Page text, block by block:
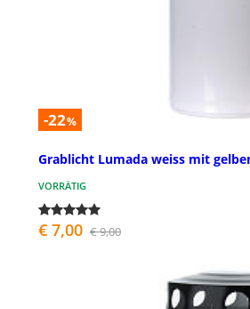
-22%
Grablicht Lumada weiss mit
VORRÄTIG
€ 7,00 € 9,00